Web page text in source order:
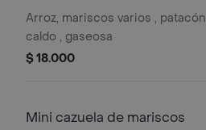
Postobón 250ml
Arroz, mariscos varios , patacón
caldo , gaseosa
$ 18.000
Mini cazuela de mariscos